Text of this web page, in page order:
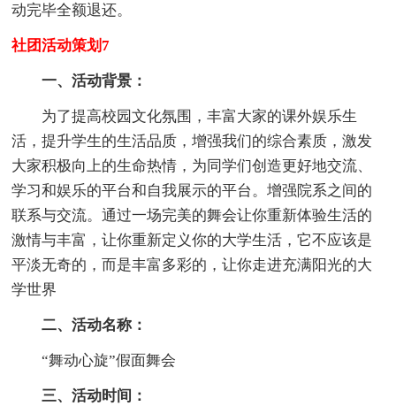
动完毕全额退还。
社团活动策划7
一、活动背景：
为了提高校园文化氛围，丰富大家的课外娱乐生
活，提升学生的生活品质，增强我们的综合素质，激发
大家积极向上的生命热情，为同学们创造更好地交流、
学习和娱乐的平台和自我展示的平台。增强院系之间的
联系与交流。通过一场完美的舞会让你重新体验生活的
激情与丰富，让你重新定义你的大学生活，它不应该是
平淡无奇的，而是丰富多彩的，让你走进充满阳光的大
学世界
二、活动名称：
“舞动心旋”假面舞会
三、活动时间：